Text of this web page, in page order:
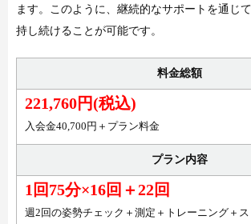
ます。このように、継続的なサポートを通じ
持し続けることが可能です。
料金総額
221,760円(税込)
入会金40,700円＋プラン料金
プラン内容
1回75分×16回＋22回
週2回の姿勢チェック＋測定＋トレーニング＋